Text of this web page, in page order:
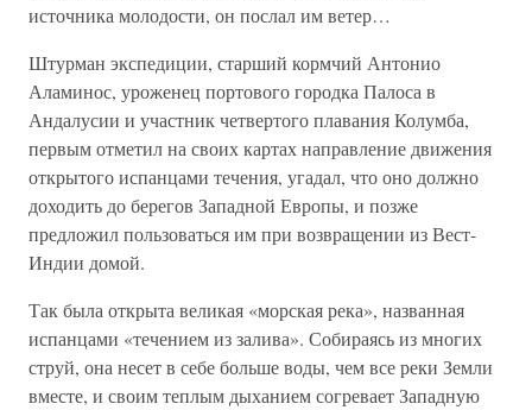
источника молодости, он послал им ветер…
Штурман экспедиции, старший кормчий Антонио
Аламинос, уроженец портового городка Палоса в
Андалусии и участник четвертого плавания Колумба,
первым отметил на своих картах направление движения
открытого испанцами течения, угадал, что оно должно
доходить до берегов Западной Европы, и позже
предложил пользоваться им при возвращении из Вест-
Индии домой.
Так была открыта великая «морская река», названная
испанцами «течением из залива». Собираясь из многих
струй, она несет в себе больше воды, чем все реки Земли
вместе, и своим теплым дыханием согревает Западную